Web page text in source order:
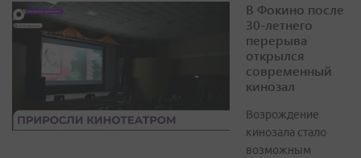
В Фокино после
30-летнего
перерыва
открылся
современный
кинозал
Возрождение
кинозала стало
возможным